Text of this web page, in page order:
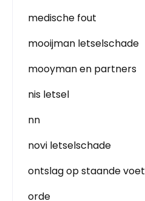
medische fout
mooijman letselschade
mooyman en partners
nis letsel
nn
novi letselschade
ontslag op staande voet
orde